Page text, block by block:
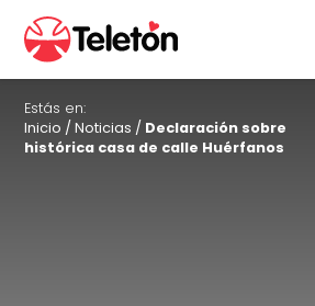
Estás en:
Inicio /Noticias / Declaración sobre
histórica casa de calle Huérfanos